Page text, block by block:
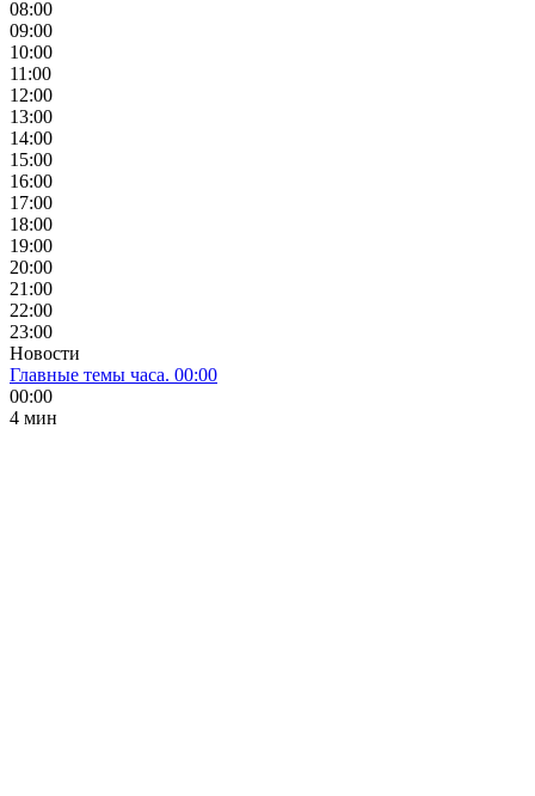
08:00
09:00
10:00
11:00
12:00
13:00
14:00
15:00
16:00
17:00
18:00
19:00
20:00
21:00
22:00
23:00
Новости
Главные темы часа. 00:00
00:00
4 мин